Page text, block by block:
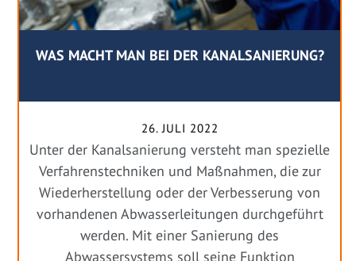
WAS MACHT MAN BEI DER KANALSANIERUNG?
26. JULI 2022
Unter der Kanalsanierung versteht man spezielle
Verfahrenstechniken und Maßnahmen, die zur
Wiederherstellung oder der Verbesserung von
vorhandenen Abwasserleitungen durchgeführt
werden. Mit einer Sanierung des
Abwassersystems soll seine Funktion